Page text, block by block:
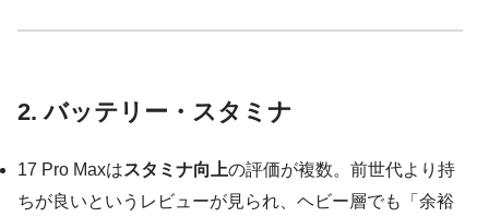
2. バッテリー・スタミナ
17 Pro Maxはスタミナ向上の評価が複数。前世代より持
ちが良いというレビューが見られ、ヘビー層でも「余裕